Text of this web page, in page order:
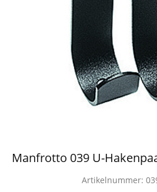
Manfrotto 039 U-
Artikelnummer: